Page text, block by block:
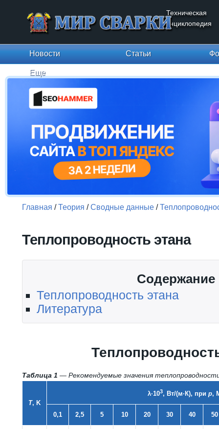
Техническая
энциклопедия
Новости Статьи
Еще
Главная /Теория /Сводные данные /
Теплопроводность этана
Содержание
Теплопроводность этана
Литература
Таблица 1 — Рекомендуемые значения
T, K
λ·103, Вт/(м·К), при p,
0,1 2,5 5 10 20 30 40 50